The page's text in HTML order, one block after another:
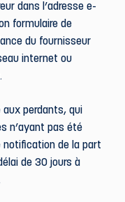
dans l’adresse e-
formulaire de
du fournisseur
internet ou
perdants, qui
n’ayant pas été
notification de la part
de 30 jours à